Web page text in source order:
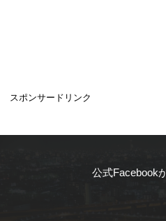
スポンサードリンク
公式Facebook